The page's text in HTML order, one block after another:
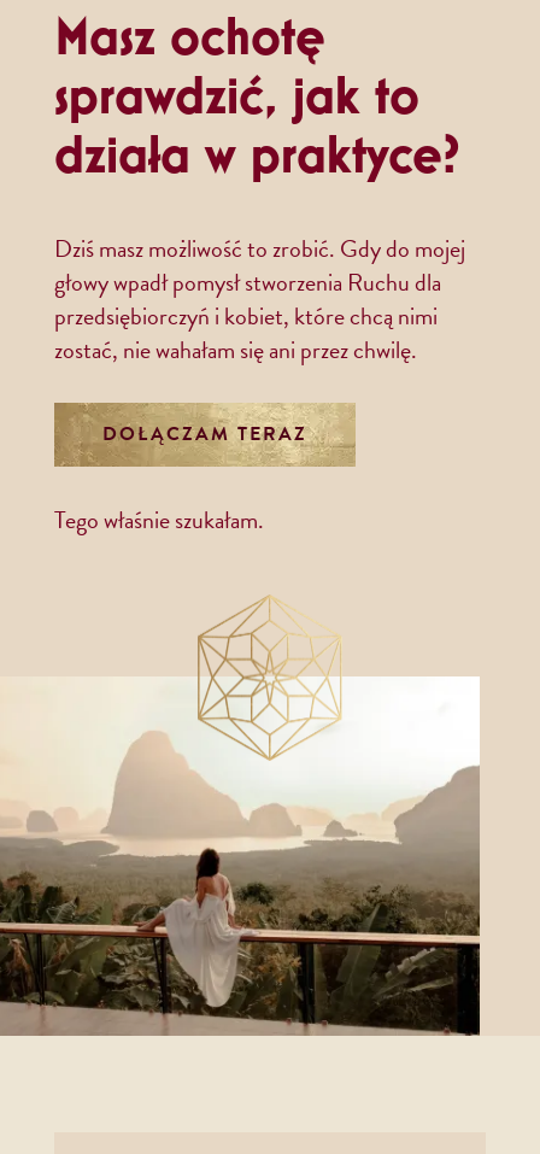
Masz ochotę
sprawdzić, jak to
działa w praktyce?
Dziś masz możliwość to zrobić. Gdy do mojej
głowy wpadł pomysł stworzenia Ruchu dla
przedsiębiorczyń i kobiet, które chcą nimi
zostać, nie wahałam się ani przez chwilę.
DOŁĄCZAM TERAZ
Tego właśnie szukałam.